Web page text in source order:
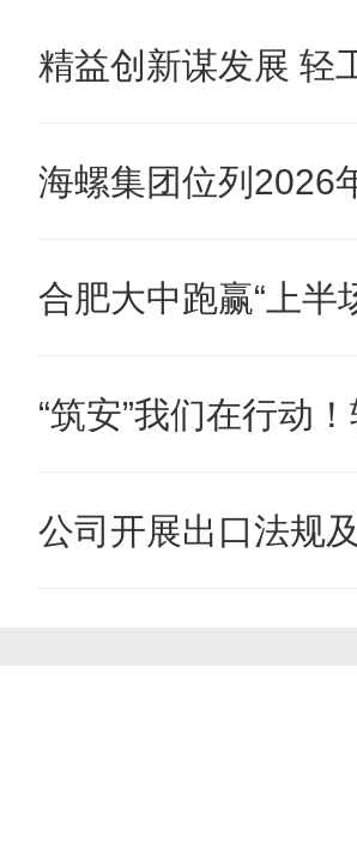
精益创新谋发展 轻
海螺集团位列2026
合肥大中跑赢“上半
“筑安”我们在行动
公司开展出口法规